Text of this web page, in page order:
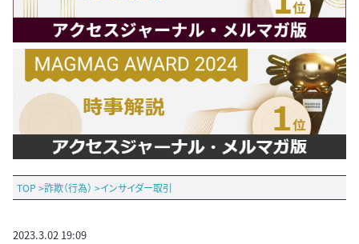
TOP >詐欺（行為） >インサイダー取引
2023.3.02 19:09